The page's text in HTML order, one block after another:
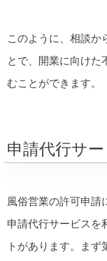
このように、相談か
とで、開業に向けた
むことができます。
申請代行サ
風俗営業の許可申請
申請代行サービスを
トがあります。ま